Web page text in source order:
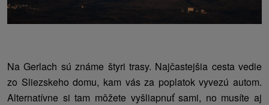
Na Gerlach sú známe štyri trasy. Najčastejšia cesta vedie
zo Sliezskeho domu, kam vás za poplatok vyvezú autom.
Alternatívne si tam môžete vyšliapnuť sami, no musíte aj